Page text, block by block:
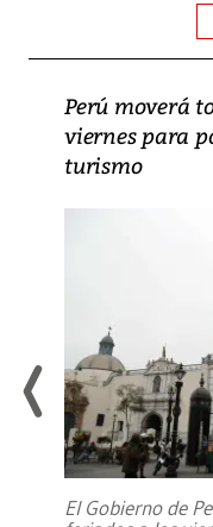
Perú moverá
viernes para
turismo
El Gobierno de